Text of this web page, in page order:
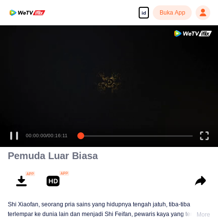
id Buka App
00:00:00/00:16:11
Pemuda Luar Biasa
Shi Xiaofan, seorang pria sains yang hidupnya tengah jatuh, tiba-tiba
terlempar ke dunia lain dan menjadi Shi Feifan, pewaris kaya yang terkenal
More